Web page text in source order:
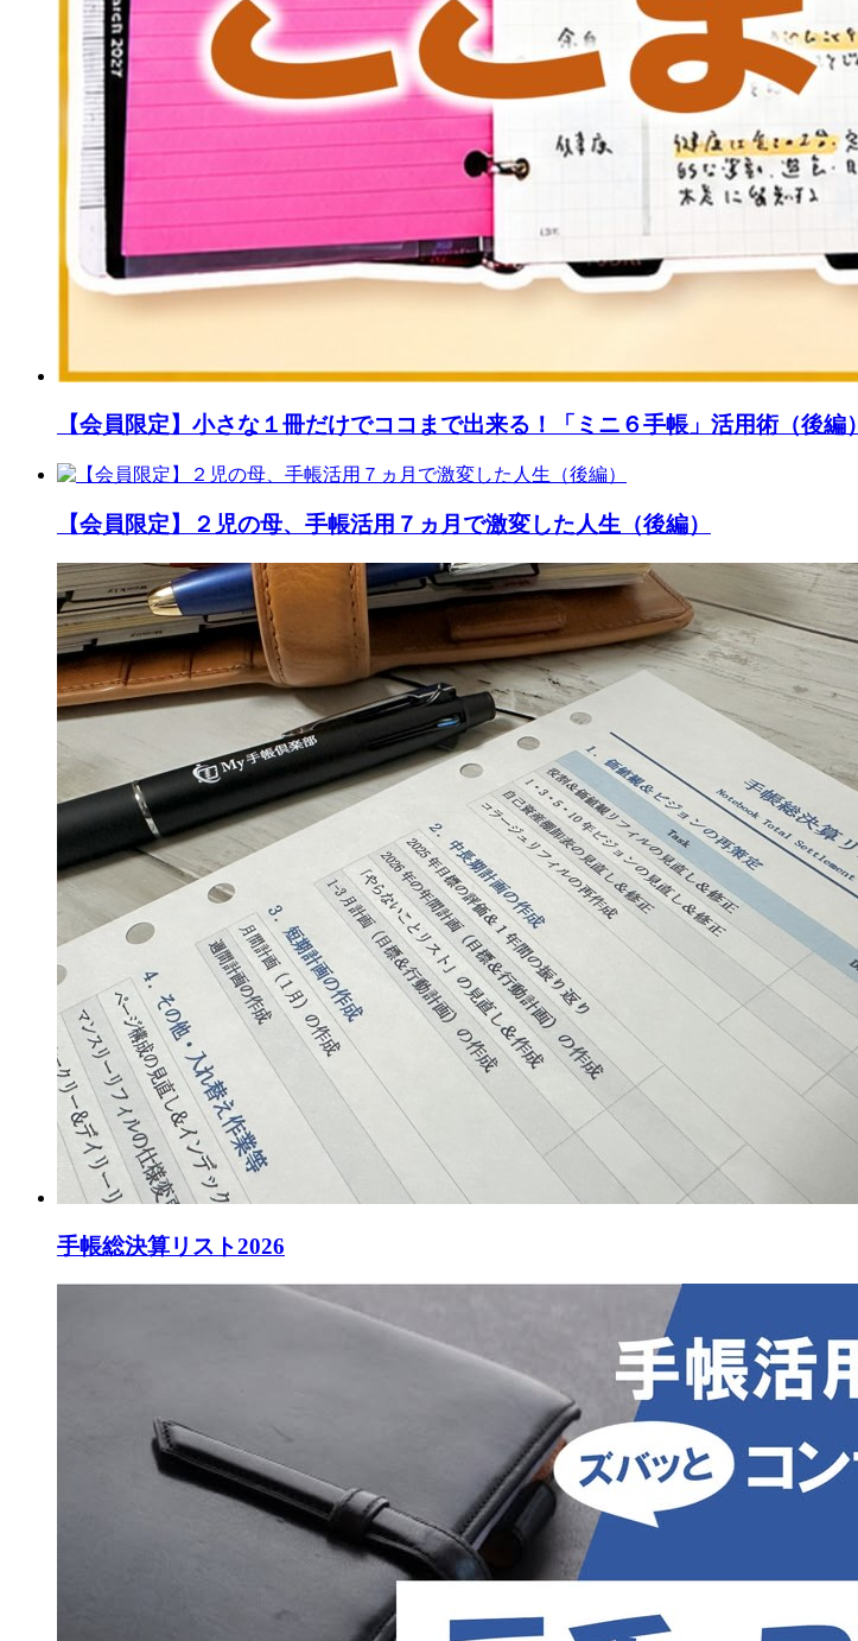
【会員限定】小さな１冊だけでココまで出来る！「ミニ６手帳」活用術（後編）
【会員限定】２児の母、手帳活用７ヵ月で激変した人生（後編）
手帳総決算リスト2026